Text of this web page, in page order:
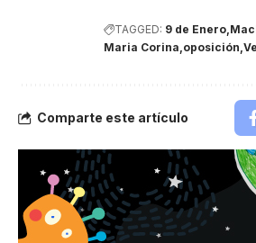
TAGGED: 9 de Enero
Maria Corina oposición
Comparte este artículo